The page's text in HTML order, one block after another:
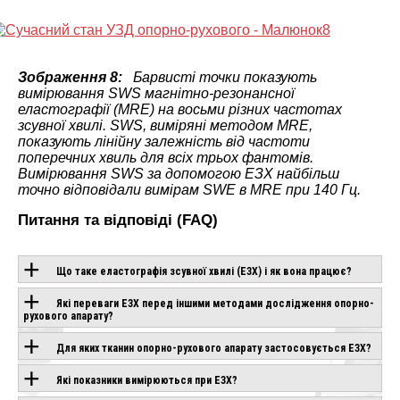
Зображення 8:
Барвисті точки показують
вимірювання SWS магнітно-резонансної
еластографії (MRE) на восьми різних частотах
зсувної хвилі. SWS, виміряні методом MRE,
показують лінійну залежність від частоти
поперечних хвиль для всіх трьох фантомів.
Вимірювання SWS за допомогою ЕЗХ найбільш
точно відповідали вимірам SWE в MRE при 140 Гц.
Питання та відповіді (FAQ)
Що таке еластографія зсувної хвилі (ЕЗХ) і як вона працює?
Які переваги ЕЗХ перед іншими методами дослідження опорно-
рухового апарату?
Для яких тканин опорно-рухового апарату застосовується ЕЗХ?
Які показники вимірюються при ЕЗХ?
ОБЛАДНАННЯ З
ЦІЄЮ
ТЕХНОЛОГІЄЮ